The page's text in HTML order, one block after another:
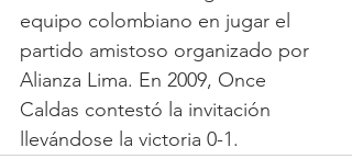
equipo colombiano en jugar el
partido amistoso organizado por
Alianza Lima. En 2009, Once
Caldas contestó la invitación
llevándose la victoria 0-1.